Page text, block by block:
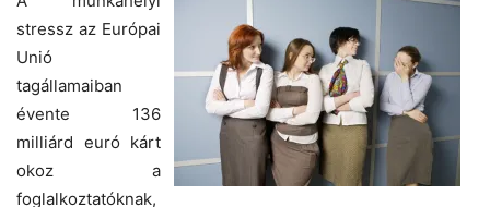
stressz az Európai
Unió
tagállamaiban
évente 136
milliárd euró kárt
okoz a
foglalkoztatóknak,